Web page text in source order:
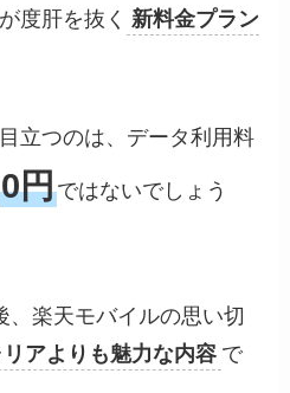
度肝を抜く 新料金プラン
立つのは、データ利用料
0円ではないでしょう
、楽天モバイルの思い切
アよりも魅力な内容 で